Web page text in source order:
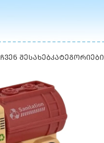
ᲩᲕᲔᲜ ᲨᲔᲡᲐᲮᲔᲑᲙᲐᲢᲔᲒᲝᲠᲘᲔᲑᲘ